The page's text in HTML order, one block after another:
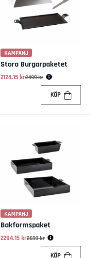
KAMPANJ
Stora Burgarpaketet
2124.15 kr
Ordinarie pris:
2499 kr
KÖP
KAMPANJ
Bakformspaket
2294.15 kr
Ordinarie pris:
2699 kr
KÖP